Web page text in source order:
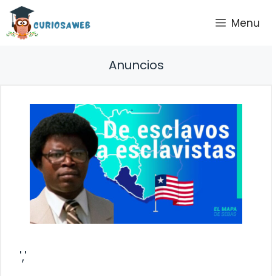
Saltar
contenido
Menu
Anuncios
','